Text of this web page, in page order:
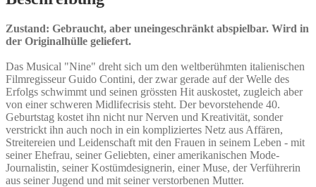
Zustand: Gebraucht, aber uneingeschränkt abspielbar. Wird in
der Originalhülle geliefert.
Das Musical "Nine" dreht sich um den weltberühmten italienischen
Filmregisseur Guido Contini, der zwar gerade auf der Welle des
Erfolgs schwimmt und seinen grössten Hit auskostet, zugleich aber
von einer schweren Midlifecrisis steht. Der bevorstehende 40.
Geburtstag kostet ihn nicht nur Nerven und Kreativität, sonder
verstrickt ihn auch noch in ein kompliziertes Netz aus Affären,
Streitereien und Leidenschaft mit den Frauen in seinem Leben - mit
seiner Ehefrau, seiner Geliebten, einer amerikanischen Mode-
Journalistin, seiner Kostümdesignerin, einer Muse, der Verführerin
aus seiner Jugend und mit seiner verstorbenen Mutter.